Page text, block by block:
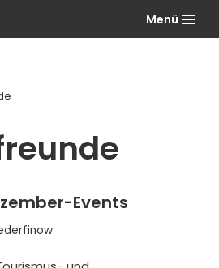
Menü
Events